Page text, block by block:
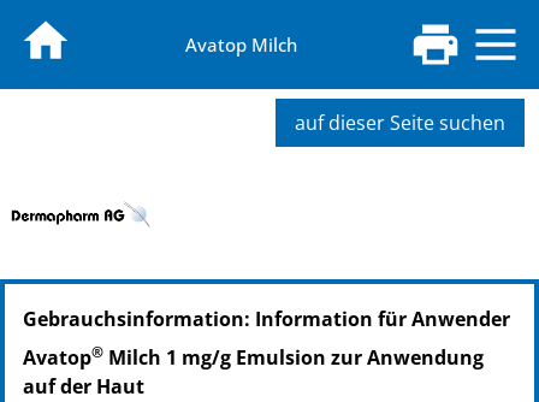
Avatop Milch
auf dieser Seite suchen
PZN: 19984074
PPN: 111998407435
PZN: 19984080
PPN: 111998408001
Gebrauchsinformation: Information für Anwender
Avatop® Milch 1 mg/g Emulsion zur Anwendung
auf der Haut